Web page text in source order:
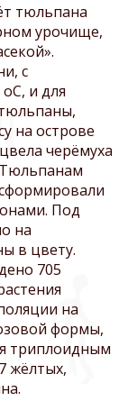
тюльпана
урочище,
с
и для
на острове
черёмуха
Под
на
в цвету.
705
на
формы,
триплоидным
жёлтых,